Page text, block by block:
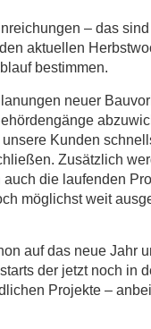
– das
aktuellen
bestimmen.
neuer
Kunden
Zusätzlich
die laufenden
möglichst weit
auf das neue Jahr
der jetzt noch in
Projekte –